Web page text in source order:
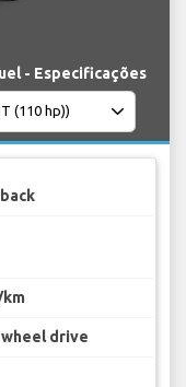
- Especificações
drive